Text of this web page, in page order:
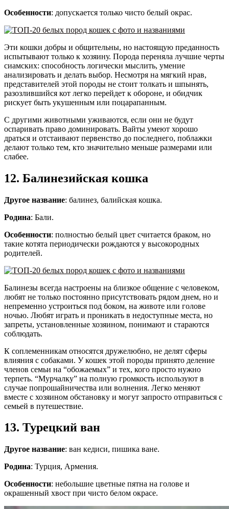
Особенности: допускается только чисто белый окрас.
Эти кошки добры и общительны, но настоящую преданность
испытывают только к хозяину. Порода переняла лучшие черты
сиамских: способность логически мыслить, умение
анализировать и делать выбор. Несмотря на мягкий нрав,
представителей этой породы не стоит толкать и шпынять,
разозлившийся кот легко перейдет к обороне, и обидчик
рискует быть укушенным или поцарапанным.
С другими животными уживаются, если они не будут
оспаривать право доминировать. Вайты умеют хорошо
драться и отстаивают первенство до последнего, поблажки
делают только тем, кто значительно меньше размерами или
слабее.
12. Балинезийская кошка
Другое название: балинез, балийская кошка.
Родина: Бали.
Особенности: полностью белый цвет считается браком, но
такие котята периодически рождаются у высокородных
родителей.
Балинезы всегда настроены на близкое общение с человеком,
любят не только постоянно присутствовать рядом днем, но и
непременно устроиться под боком, на животе или голове
ночью. Любят играть и проникать в недоступные места, но
запреты, установленные хозяином, понимают и стараются
соблюдать.
К соплеменникам относятся дружелюбно, не делят сферы
влияния с собаками. У кошек этой породы принято деление
членов семьи на “обожаемых” и тех, кого просто нужно
терпеть. “Мурчалку” на полную громкость используют в
случае попрошайничества или волнения. Легко меняют
вместе с хозяином обстановку и могут запросто отправиться с
семьей в путешествие.
13. Турецкий ван
Другое название: ван кедиси, пишика ване.
Родина: Турция, Армения.
Особенности: небольшие цветные пятна на голове и
окрашенный хвост при чисто белом окрасе.